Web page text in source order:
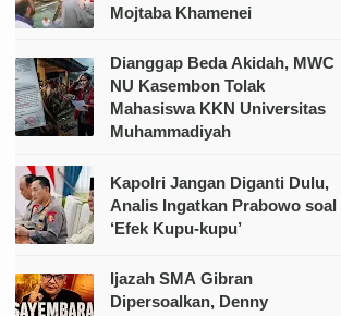
Mojtaba Khamenei
Dianggap Beda Akidah, MWC
NU Kasembon Tolak
Mahasiswa KKN Universitas
Muhammadiyah
Kapolri Jangan Diganti Dulu,
Analis Ingatkan Prabowo soal
‘Efek Kupu-kupu’
Ijazah SMA Gibran
Dipersoalkan, Denny